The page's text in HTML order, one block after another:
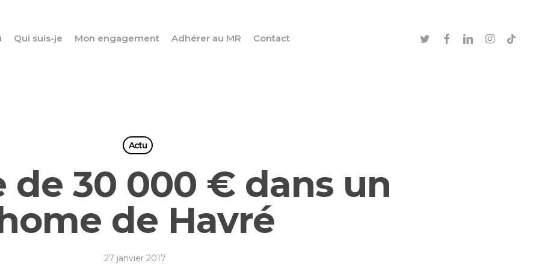
Qui suis-je Mon engagement Adhérer au MR Contact twitterfacebooklinkedininstagram
tiktok
Actu
de 30 000 € dans un
de Havré
27 janvier 2017